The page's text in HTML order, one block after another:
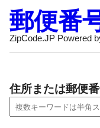
郵便番
ZipCode.JP Powered
住所または郵便